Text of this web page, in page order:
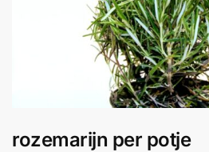
rozemarijn per potje